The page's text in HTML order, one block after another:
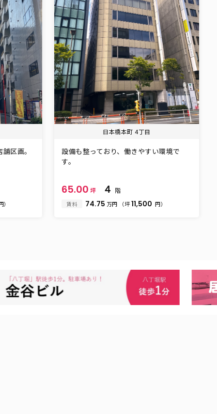
区画。
）
日本橋本町 4丁目
設備も整っており、働きやすい環境で
す。
65.00 坪 ４ 階
賃料 74.75 万円 （坪 11,500 円）